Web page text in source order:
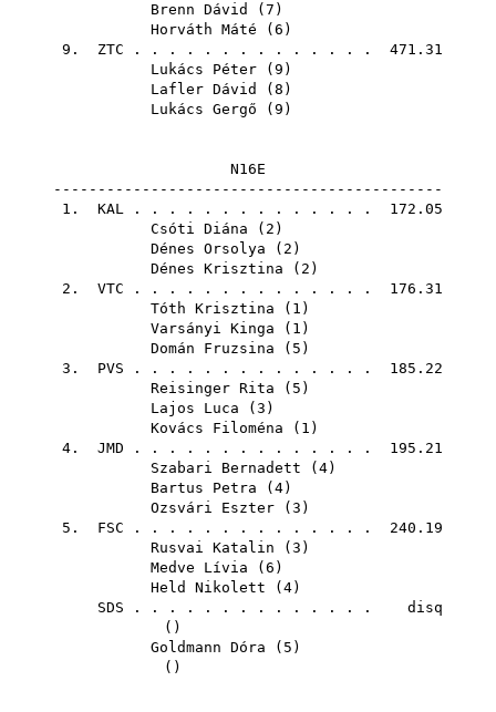
Brenn Dávid
( 7 )
Horváth Máté ( 6 )
9. ZTC . . . . . . . . . . . . . . 471.31
Lukács Péter ( 9 )
Lafler Dávid
( 8 )
Lukács Gergő ( 9 )
N16E
--------------------------------------------
1. KAL . . . . . . . . . . . . . . 172.05
Csóti Diána ( 2 )
Dénes Orsolya ( 2 )
Dénes Krisztina ( 2 )
2. VTC . . . . . . . . . . . . . . 176.31
Tóth Krisztina ( 1 )
Varsányi Kinga ( 1 )
Domán Fruzsina ( 5 )
3. PVS . . . . . . . . . . . . . . 185.22
Reisinger Rita ( 5 )
Lajos Luca ( 3 )
Kovács Filoména ( 1 )
4. JMD . . . . . . . . . . . . . . 195.21
Szabari Bernadett ( 4)
Bartus Petra ( 4)
Ozsvári Eszter ( 3 )
5. FSC . . . . . . . . . . . . . . 240.19
Rusvai Katalin ( 3 )
Medve Lívia ( 6 )
Held Nikolett ( 4)
SDS . . . . . . . . . . . . . . disq
()
Goldmann Dóra ( 5 )
()